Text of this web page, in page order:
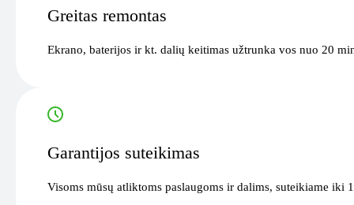
Greitas remontas
Ekrano, baterijos ir kt. dalių keitimas užtrunka vos nuo 20
Garantijos suteikimas
Visoms mūsų atliktoms paslaugoms ir dalims, suteikiame iki